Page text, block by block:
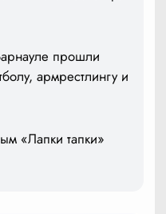
прошли
армрестлингу и
«Лапки тапки»